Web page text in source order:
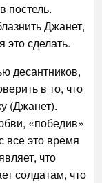
постель.
Джанет,
это сделать.
десантников,
в то, что
(Джанет).
«победив»
все это время
что
солдатам, что